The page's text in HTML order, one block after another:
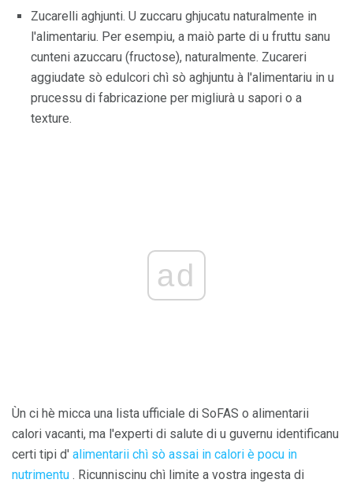
Zucarelli aghjunti. U zuccaru ghjucatu naturalmente in
l'alimentariu. Per esempiu, a maiò parte di u fruttu sanu
cunteni azuccaru (fructose), naturalmente. Zucareri
aggiudate sò edulcori chì sò aghjuntu à l'alimentariu in u
prucessu di fabricazione per migliurà u sapori o a
texture.
ad
Ùn ci hè micca una lista ufficiale di SoFAS o alimentarii
calori vacanti, ma l'experti di salute di u guvernu identificanu
certi tipi d' alimentarii chì sò assai in calori è pocu in
nutrimentu . Ricunniscinu chì limite a vostra ingesta di